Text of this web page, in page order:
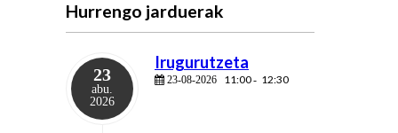
Hurrengo jarduerak
23
abu.
2026
Irugurutzeta
23-08-2026 11:00- 12:30